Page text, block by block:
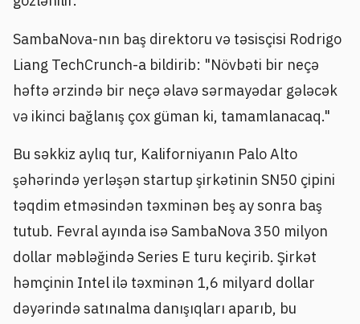
SambaNova-nın baş direktoru və təsisçisi Rodrigo
Liang TechCrunch-a bildirib: "Növbəti bir neçə
həftə ərzində bir neçə əlavə sərmayədar gələcək
və ikinci bağlanış çox güman ki, tamamlanacaq."
Bu səkkiz aylıq tur, Kaliforniyanın Palo Alto
şəhərində yerləşən startup şirkətinin SN50 çipini
təqdim etməsindən təxminən beş ay sonra baş
tutub. Fevral ayında isə SambaNova 350 milyon
dollar məbləğində Series E turu keçirib. Şirkət
həmçinin Intel ilə təxminən 1,6 milyard dollar
dəyərində satınalma danışıqları aparıb, bu